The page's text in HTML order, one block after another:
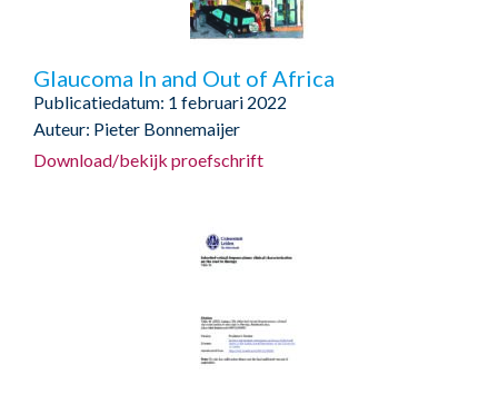
Glaucoma In and Out of Africa
Publicatiedatum: 1 februari 2022
Auteur: Pieter Bonnemaijer
Download/bekijk proefschrift